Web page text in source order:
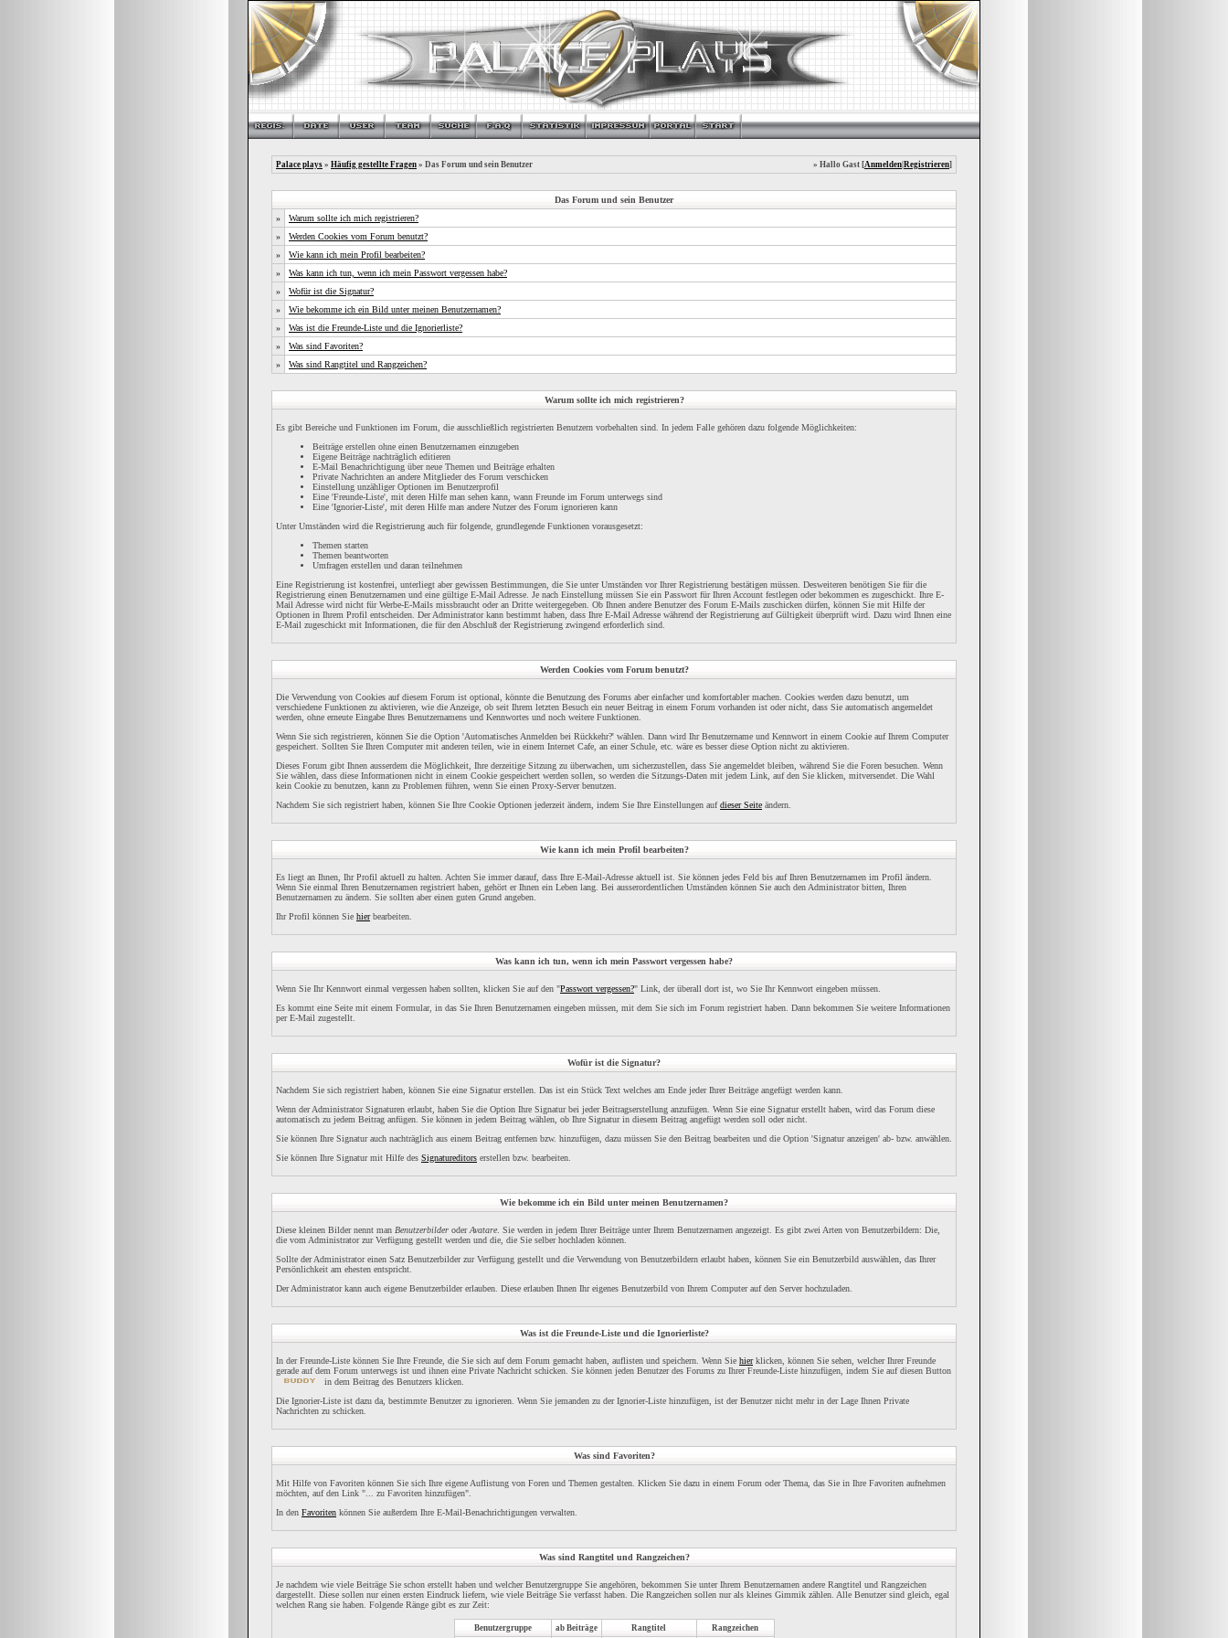
Palace plays » Häufig gestellte Fragen » Das Forum und sein Benutzer » Hallo Gast [Anmelden Registrieren]
Das Forum und sein Benutzer
»
Warum sollte ich mich registrieren?
»
Werden Cookies vom Forum benutzt?
»
Wie kann ich mein Profil bearbeiten?
»
Was kann ich tun, wenn ich mein Passwort vergessen habe?
»
Wofür ist die Signatur?
»
Wie bekomme ich ein Bild unter meinen Benutzernamen?
»
Was ist die Freunde-Liste und die Ignorierliste?
»
Was sind Favoriten?
»
Was sind Rangtitel und Rangzeichen?
Warum sollte ich mich registrieren?
Es gibt Bereiche und Funktionen im Forum, die ausschließlich registrierten Benutzern vorbehalten sind. In jedem Falle gehören dazu folgende Möglichkeiten:
Beiträge erstellen ohne einen Benutzernamen einzugeben
Eigene Beiträge nachträglich editieren
E-Mail Benachrichtigung über neue Themen und Beiträge erhalten
Private Nachrichten an andere Mitglieder des Forum verschicken
Einstellung unzähliger Optionen im Benutzerprofil
Eine 'Freunde-Liste', mit deren Hilfe man sehen kann, wann Freunde im Forum unterwegs sind
Eine 'Ignorier-Liste', mit deren Hilfe man andere Nutzer des Forum ignorieren kann
Unter Umständen wird die Registrierung auch für folgende, grundlegende Funktionen vorausgesetzt:
Themen starten
Themen beantworten
Umfragen erstellen und daran teilnehmen
Eine Registrierung ist kostenfrei, unterliegt aber gewissen Bestimmungen, die Sie unter Umständen vor Ihrer Registrierung bestätigen müssen. Desweiteren benötigen Sie für die
Registrierung einen Benutzernamen und eine gültige E-Mail Adresse. Je nach Einstellung müssen Sie ein Passwort für Ihren Account festlegen oder bekommen es zugeschickt. Ihre E-
Mail Adresse wird nicht für Werbe-E-Mails missbraucht oder an Dritte weitergegeben. Ob Ihnen andere Benutzer des Forum E-Mails zuschicken dürfen, können Sie mit Hilfe der
Optionen in Ihrem Profil entscheiden. Der Administrator kann bestimmt haben, dass Ihre E-Mail Adresse während der Registrierung auf Gültigkeit überprüft wird. Dazu wird Ihnen eine
E-Mail zugeschickt mit Informationen, die für den Abschluß der Registrierung zwingend erforderlich sind.
Werden Cookies vom Forum benutzt?
Die Verwendung von Cookies auf diesem Forum ist optional, könnte die Benutzung des Forums aber einfacher und komfortabler machen. Cookies werden dazu benutzt, um
verschiedene Funktionen zu aktivieren, wie die Anzeige, ob seit Ihrem letzten Besuch ein neuer Beitrag in einem Forum vorhanden ist oder nicht, dass Sie automatisch angemeldet
werden, ohne erneute Eingabe Ihres Benutzernamens und Kennwortes und noch weitere Funktionen.
Wenn Sie sich registrieren, können Sie die Option 'Automatisches Anmelden bei Rückkehr?' wählen. Dann wird Ihr Benutzername und Kennwort in einem Cookie auf Ihrem Computer
gespeichert. Sollten Sie Ihren Computer mit anderen teilen, wie in einem Internet Cafe, an einer Schule, etc. wäre es besser diese Option nicht zu aktivieren.
Dieses Forum gibt Ihnen ausserdem die Möglichkeit, Ihre derzeitige Sitzung zu überwachen, um sicherzustellen, dass Sie angemeldet bleiben, während Sie die Foren besuchen. Wenn
Sie wählen, dass diese Informationen nicht in einem Cookie gespeichert werden sollen, so werden die Sitzungs-Daten mit jedem Link, auf den Sie klicken, mitversendet. Die Wahl
kein Cookie zu benutzen, kann zu Problemen führen, wenn Sie einen Proxy-Server benutzen.
Nachdem Sie sich registriert haben, können Sie Ihre Cookie Optionen jederzeit ändern, indem Sie Ihre Einstellungen aufdieser Seite ändern.
Wie kann ich mein Profil bearbeiten?
Es liegt an Ihnen, Ihr Profil aktuell zu halten. Achten Sie immer darauf, dass Ihre E-Mail-Adresse aktuell ist. Sie können jedes Feld bis auf Ihren Benutzernamen im Profil ändern.
Wenn Sie einmal Ihren Benutzernamen registriert haben, gehört er Ihnen ein Leben lang. Bei ausserordentlichen Umständen können Sie auch den Administrator bitten, Ihren
Benutzernamen zu ändern. Sie sollten aber einen guten Grund angeben.
Ihr Profil können Sie hierbearbeiten.
Was kann ich tun, wenn ich mein Passwort vergessen habe?
Wenn Sie Ihr Kennwort einmal vergessen haben sollten, klicken Sie auf den "Passwort vergessen?" Link, der überall dort ist, wo Sie Ihr Kennwort eingeben müssen.
Es kommt eine Seite mit einem Formular, in das Sie Ihren Benutzernamen eingeben müssen, mit dem Sie sich im Forum registriert haben. Dann bekommen Sie weitere Informationen
per E-Mail zugestellt.
Wofür ist die Signatur?
Nachdem Sie sich registriert haben, können Sie eine Signatur erstellen. Das ist ein Stück Text welches am Ende jeder Ihrer Beiträge angefügt werden kann.
Wenn der Administrator Signaturen erlaubt, haben Sie die Option Ihre Signatur bei jeder Beitragserstellung anzufügen. Wenn Sie eine Signatur erstellt haben, wird das Forum diese
automatisch zu jedem Beitrag anfügen. Sie können in jedem Beitrag wählen, ob Ihre Signatur in diesem Beitrag angefügt werden soll oder nicht.
Sie können Ihre Signatur auch nachträglich aus einem Beitrag entfernen bzw. hinzufügen, dazu müssen Sie den Beitrag bearbeiten und die Option 'Signatur anzeigen' ab- bzw. anwählen.
Sie können Ihre Signatur mit Hilfe des Signatureditors erstellen bzw. bearbeiten.
Wie bekomme ich ein Bild unter meinen Benutzernamen?
Diese kleinen Bilder nennt man Benutzerbilder oderAvatare . Sie werden in jedem Ihrer Beiträge unter Ihrem Benutzernamen angezeigt. Es gibt zwei Arten von Benutzerbildern: Die,
die vom Administrator zur Verfügung gestellt werden und die, die Sie selber hochladen können.
Sollte der Administrator einen Satz Benutzerbilder zur Verfügung gestellt und die Verwendung von Benutzerbildern erlaubt haben, können Sie ein Benutzerbild auswählen, das Ihrer
Persönlichkeit am ehesten entspricht.
Der Administrator kann auch eigene Benutzerbilder erlauben. Diese erlauben Ihnen Ihr eigenes Benutzerbild von Ihrem Computer auf den Server hochzuladen.
Was ist die Freunde-Liste und die Ignorierliste?
In der Freunde-Liste können Sie Ihre Freunde, die Sie sich auf dem Forum gemacht haben, auflisten und speichern. Wenn Sie hierklicken, können Sie sehen, welcher Ihrer Freunde
gerade auf dem Forum unterwegs ist und ihnen eine Private Nachricht schicken. Sie können jeden Benutzer des Forums zu Ihrer Freunde-Liste hinzufügen, indem Sie auf diesen Button
in dem Beitrag des Benutzers klicken.
Die Ignorier-Liste ist dazu da, bestimmte Benutzer zu ignorieren. Wenn Sie jemanden zu der Ignorier-Liste hinzufügen, ist der Benutzer nicht mehr in der Lage Ihnen Private
Nachrichten zu schicken.
Was sind Favoriten?
Mit Hilfe von Favoriten können Sie sich Ihre eigene Auflistung von Foren und Themen gestalten. Klicken Sie dazu in einem Forum oder Thema, das Sie in Ihre Favoriten aufnehmen
möchten, auf den Link "... zu Favoriten hinzufügen".
In den Favoriten können Sie außerdem Ihre E-Mail-Benachrichtigungen verwalten.
Was sind Rangtitel und Rangzeichen?
Je nachdem wie viele Beiträge Sie schon erstellt haben und welcher Benutzergruppe Sie angehören, bekommen Sie unter Ihrem Benutzernamen andere Rangtitel und Rangzeichen
dargestellt. Diese sollen nur einen ersten Eindruck liefern, wie viele Beiträge Sie verfasst haben. Die Rangzeichen sollen nur als kleines Gimmik zählen. Alle Benutzer sind gleich, egal
welchen Rang sie haben. Folgende Ränge gibt es zur Zeit:
Benutzergruppe ab Beiträge Rangtitel Rangzeichen